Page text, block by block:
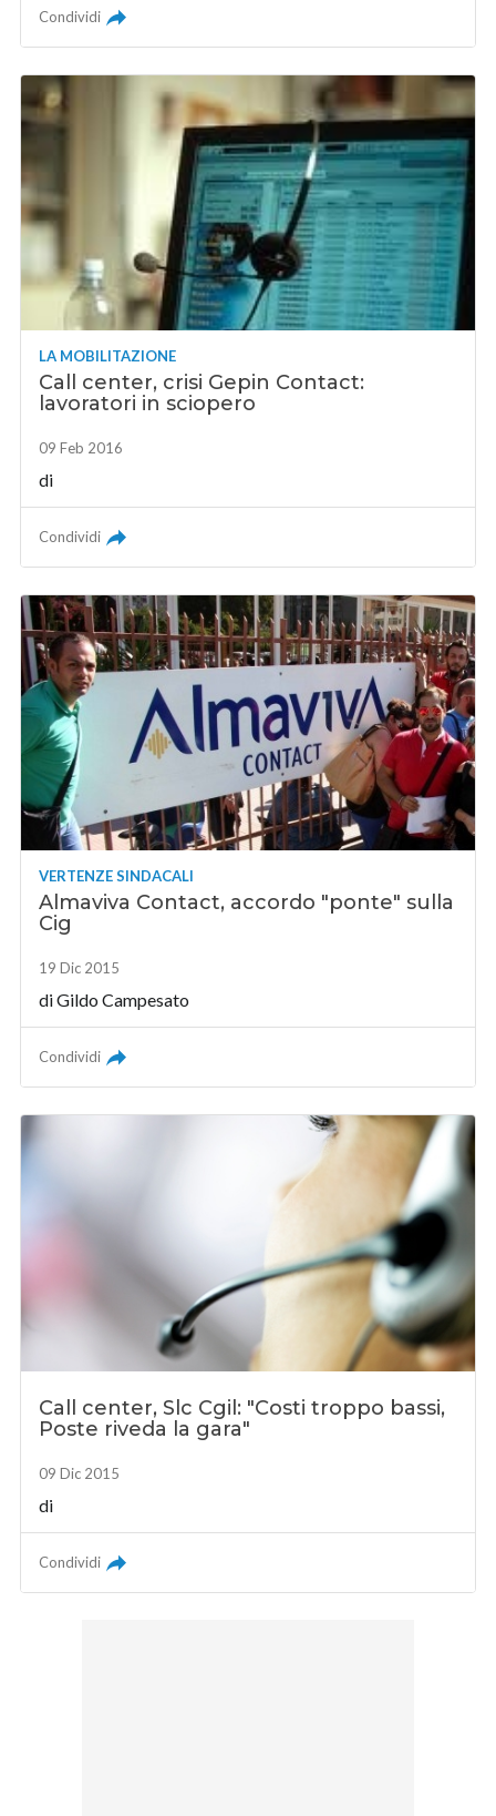
Condividi
LA MOBILITAZIONE
Call center, crisi Gepin Contact:
lavoratori in sciopero
09 Feb 2016
di
Condividi
VERTENZE SINDACALI
Almaviva Contact, accordo "ponte" sulla
Cig
19 Dic 2015
diGildo Campesato
Condividi
Call center, Slc Cgil: "Costi troppo bassi,
Poste riveda la gara"
09 Dic 2015
di
Condividi